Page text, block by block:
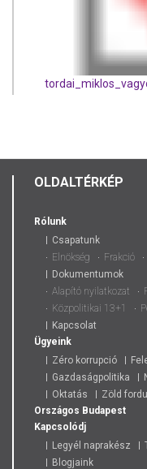
OLDALTÉRKÉP
Rólunk
Csapatunk
Elnökség
Frakció
Dokumentumok
Alapító nyilatkozat
Közpolitikai 13+1
Kapcsolat
Ügyeink
Zéro korrupció
Gazdaságpolitika
Oktatás
Zöld
Országos Budapest
Kapcsolódj
Legyél naprakész
Blogjaink